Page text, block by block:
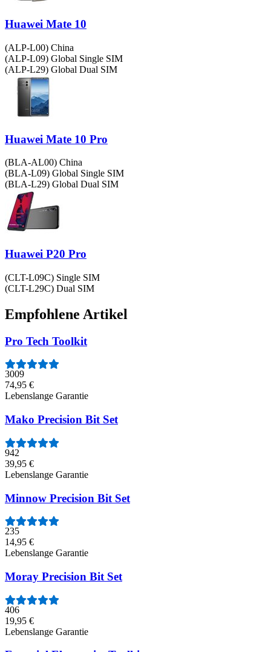
Huawei Mate 10
(ALP-L00) China
(ALP-L09) Global Single SIM
(ALP-L29) Global Dual SIM
Huawei Mate 10 Pro
(BLA-AL00) China
(BLA-L09) Global Single SIM
(BLA-L29) Global Dual SIM
Huawei P20 Pro
(CLT-L09C) Single SIM
(CLT-L29C) Dual SIM
Empfohlene Artikel
Pro Tech Toolkit
3009
74,95 €
Lebenslange Garantie
Mako Precision Bit Set
942
39,95 €
Lebenslange Garantie
Minnow Precision Bit Set
235
14,95 €
Lebenslange Garantie
Moray Precision Bit Set
406
19,95 €
Lebenslange Garantie